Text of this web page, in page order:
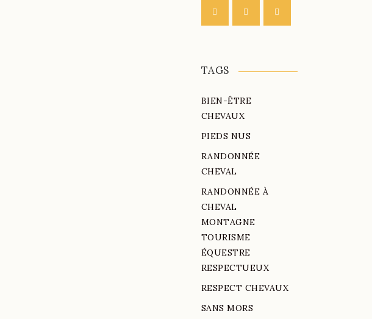
TAGS
BIEN-ÊTRE
CHEVAUX
PIEDS NUS
RANDONNÉE
CHEVAL
RANDONNÉE À
CHEVAL
MONTAGNE
TOURISME
ÉQUESTRE
RESPECTUEUX
RESPECT CHEVAUX
SANS MORS